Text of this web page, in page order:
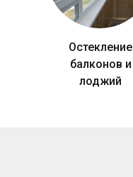
Остекление
балконов и
лоджий